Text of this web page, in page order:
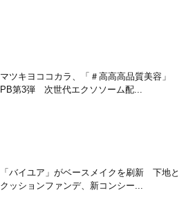
マツキヨココカラ、「＃高高高品質美容」
PB第3弾 次世代エクソソーム配...
「バイユア」がベースメイクを刷新 下地と
クッションファンデ、新コンシー...